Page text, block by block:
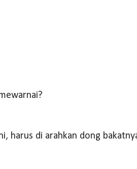
harus di arahkan dong